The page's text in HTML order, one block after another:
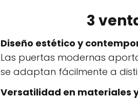
3
Diseño estético y
Las puertas modernas
se adaptan fácilmente a
Versatilidad en materiales